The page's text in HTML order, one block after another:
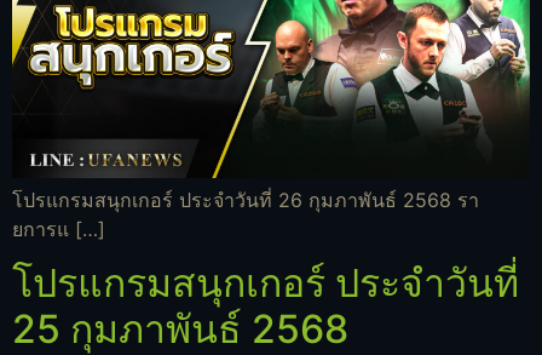
โปรแกรมสนุกเกอร์ ประจำวันที่ 26 กุมภาพันธ์ 2568 รา
ยการแ […]
โปรแกรมสนุกเกอร์ ประจำวันที่
25 กุมภาพันธ์ 2568